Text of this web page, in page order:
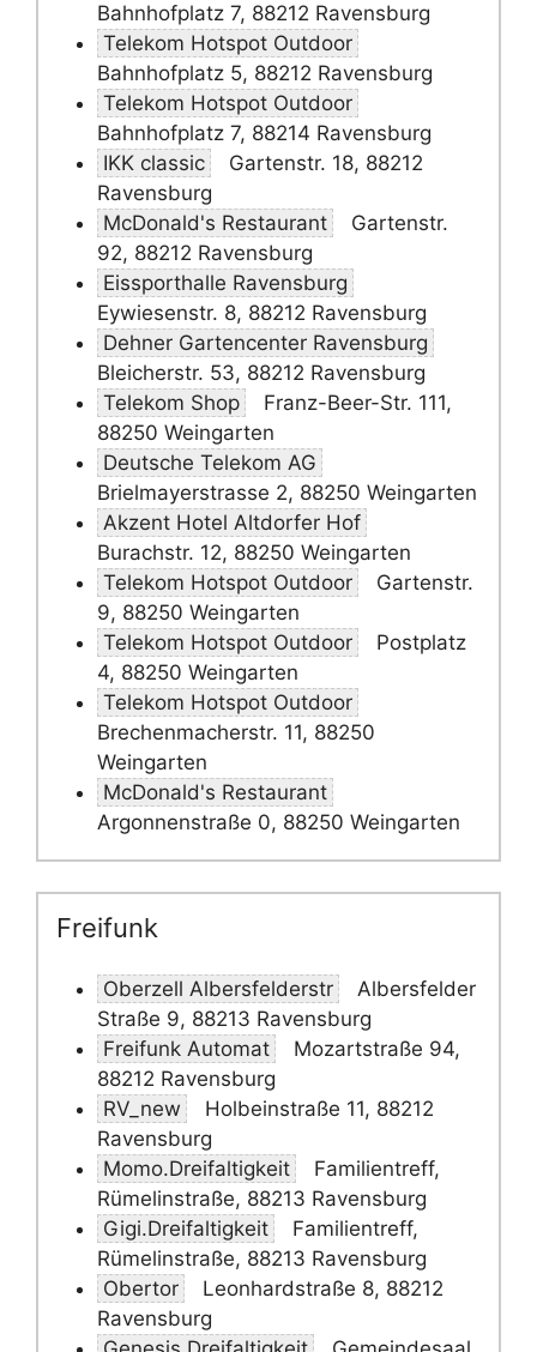
Bahnhofplatz 7, 88212 Ravensburg
Telekom Hotspot Outdoor
Bahnhofplatz 5, 88212 Ravensburg
Telekom Hotspot Outdoor
Bahnhofplatz 7, 88214 Ravensburg
IKK classic
Gartenstr. 18, 88212
Ravensburg
McDonald's Restaurant
Gartenstr.
92, 88212 Ravensburg
Eissporthalle Ravensburg
Eywiesenstr. 8, 88212 Ravensburg
Dehner Gartencenter Ravensburg
Bleicherstr. 53, 88212 Ravensburg
Telekom Shop
Franz-Beer-Str. 111,
88250 Weingarten
Deutsche Telekom AG
Brielmayerstrasse 2, 88250 Weingarten
Akzent Hotel Altdorfer Hof
Burachstr. 12, 88250 Weingarten
Telekom Hotspot Outdoor
Gartenstr.
9, 88250 Weingarten
Telekom Hotspot Outdoor
Postplatz
4, 88250 Weingarten
Telekom Hotspot Outdoor
Brechenmacherstr. 11, 88250
Weingarten
McDonald's Restaurant
Argonnenstraße 0, 88250 Weingarten
Freifunk
Oberzell Albersfelderstr
Albersfelder
Straße 9, 88213 Ravensburg
Freifunk Automat
Mozartstraße 94,
88212 Ravensburg
RV_new
Holbeinstraße 11, 88212
Ravensburg
Momo.Dreifaltigkeit
Familientreff,
Rümelinstraße, 88213 Ravensburg
Gigi.Dreifaltigkeit
Familientreff,
Rümelinstraße, 88213 Ravensburg
Obertor
Leonhardstraße 8, 88212
Ravensburg